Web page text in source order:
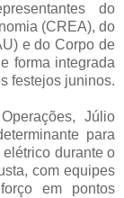
do
(CREA), do
e do Corpo de
forma integrada
festejos juninos.
Júlio
para
durante o
com equipes
em pontos